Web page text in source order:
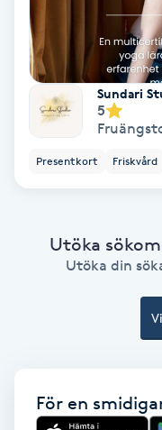
Fransar
Fransborttagning
Fransfärgning
Fransförlängning
Fransförlängning
Sundari
5
Presentkort Friskvård
Utöka
Utöka din
För en